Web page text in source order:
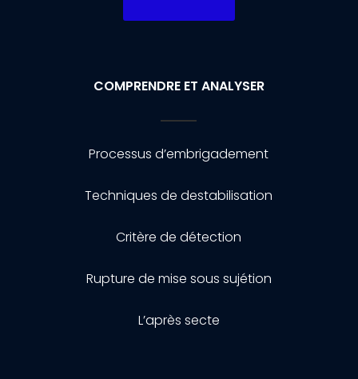
COMPRENDRE ET ANALYSER
Processus d’embrigadement
Techniques de destabilisation
Critère de détection
Rupture de mise sous sujétion
L’après secte